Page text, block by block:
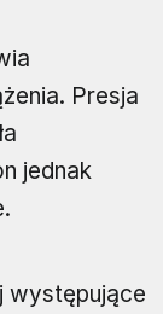
Presja
jednak
występujące